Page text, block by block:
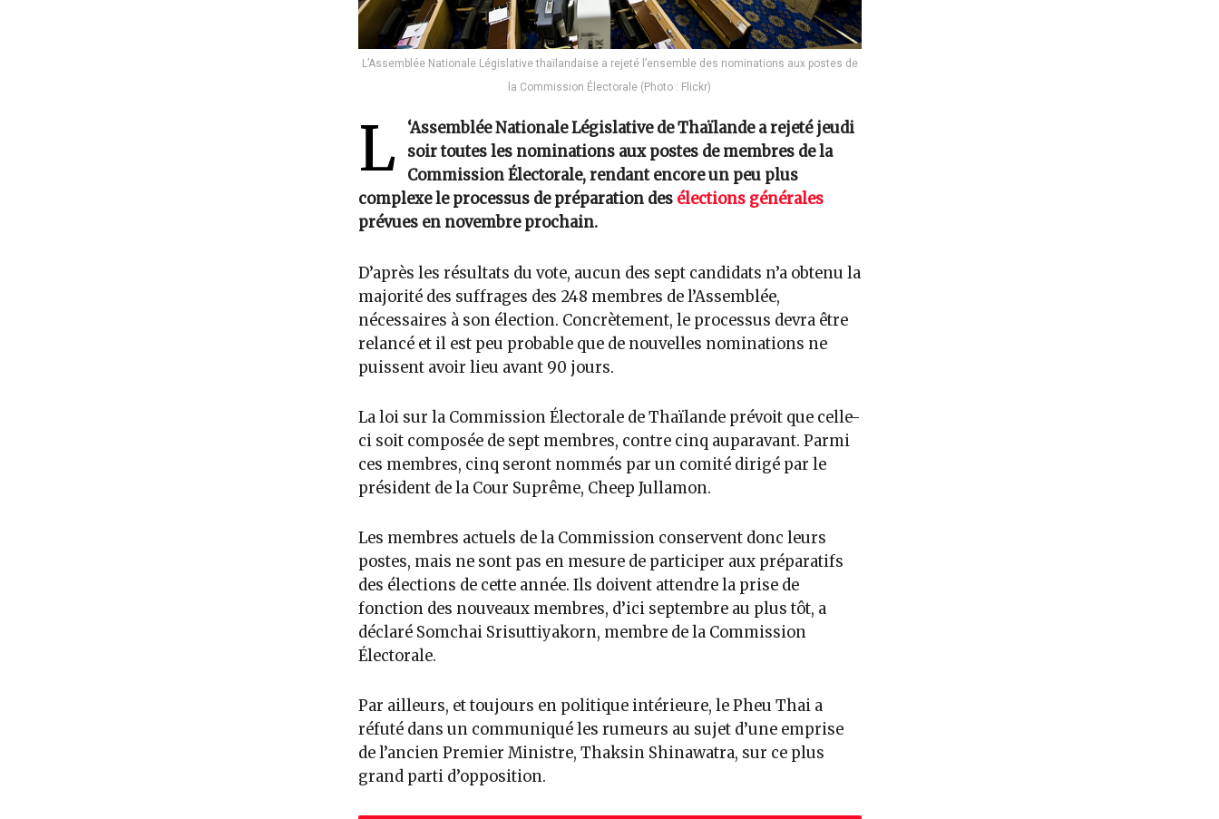
L’Assemblée Nationale Législative thaïlandaise a rejeté l’ensemble des nominations aux postes de
la Commission Électorale (Photo : Flickr)
L
‘Assemblée Nationale Législative de Thaïlande a rejeté jeudi
soir toutes les nominations aux postes de membres de la
Commission Électorale, rendant encore un peu plus
complexe le processus de préparation des élections générales
prévues en novembre prochain.
D’après les résultats du vote, aucun des sept candidats n’a obtenu la
majorité des suffrages des 248 membres de l’Assemblée,
nécessaires à son élection. Concrètement, le processus devra être
relancé et il est peu probable que de nouvelles nominations ne
puissent avoir lieu avant 90 jours.
La loi sur la Commission Électorale de Thaïlande prévoit que celle-
ci soit composée de sept membres, contre cinq auparavant. Parmi
ces membres, cinq seront nommés par un comité dirigé par le
président de la Cour Suprême, Cheep Jullamon.
Les membres actuels de la Commission conservent donc leurs
postes, mais ne sont pas en mesure de participer aux préparatifs
des élections de cette année. Ils doivent attendre la prise de
fonction des nouveaux membres, d’ici septembre au plus tôt, a
déclaré Somchai Srisuttiyakorn, membre de la Commission
Électorale.
Par ailleurs, et toujours en politique intérieure, le Pheu Thai a
réfuté dans un communiqué les rumeurs au sujet d’une emprise
de l’ancien Premier Ministre, Thaksin Shinawatra, sur ce plus
grand parti d’opposition.